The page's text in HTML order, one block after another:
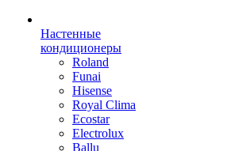
Настенные
кондиционеры
Roland
Funai
Hisense
Royal Clima
Ecostar
Electrolux
Ballu